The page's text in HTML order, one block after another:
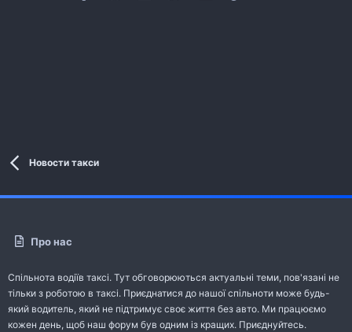
Новости такси
Про нас
Спільнота водіїв таксі. Тут обговорюються актуальні теми, пов'язані не
тільки з роботою в таксі. Приєднатися до нашої спільноти може будь-
який водитель, який не підтримує своє життя без авто. Ми працюємо
кожен день, щоб наш форум був одним із кращих. Приєднуйтесь.